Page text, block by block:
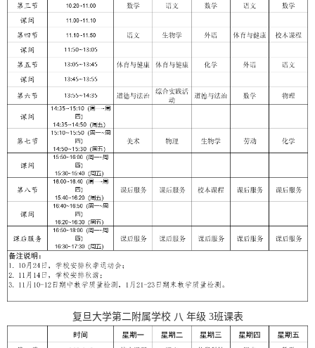
复旦大学第二附属学校 八 年级 3班课表